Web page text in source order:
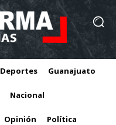
Deportes Guanajuato
Nacional
Opinión Política